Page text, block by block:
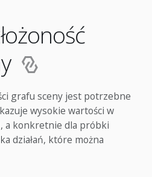
grafu sceny jest potrzebne
wysokie wartości w
, a konkretnie dla próbki
działań, które można